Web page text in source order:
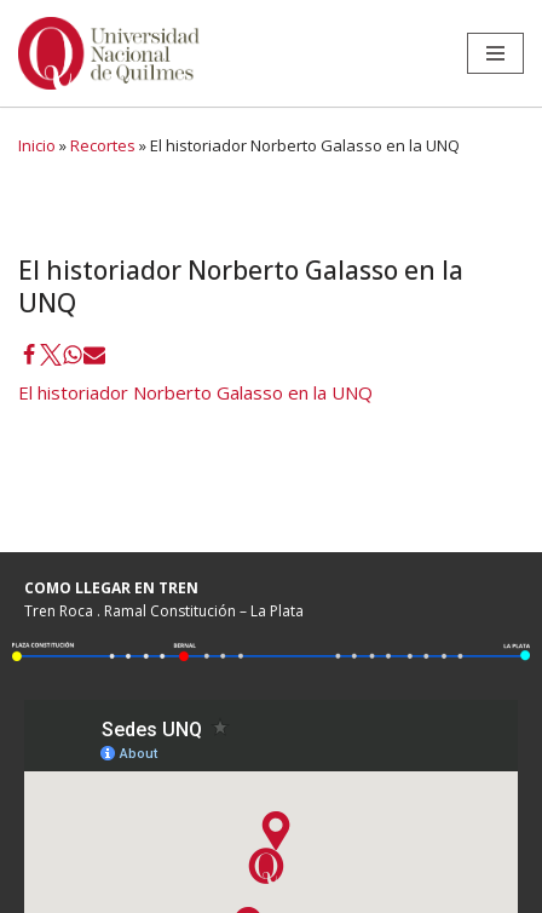
Ir
Inicio »Recortes »El historiador Norberto Galasso en la UNQ
El historiador Norberto Galasso en la
UNQ
El historiador Norberto Galasso en la UNQ
COMO LLEGAR EN TREN
Tren Roca . Ramal Constitución – La Plata